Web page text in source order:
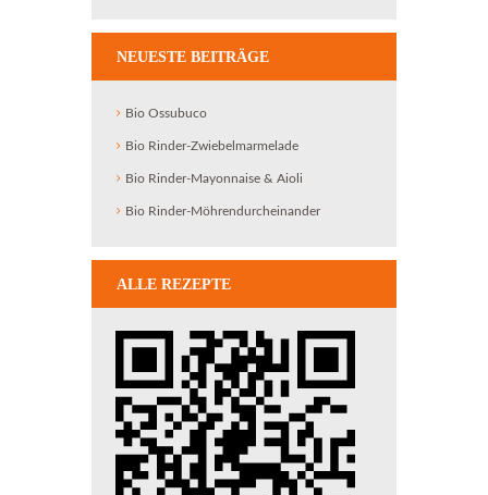
NEUESTE BEITRÄGE
Bio Ossubuco
Bio Rinder-Zwiebelmarmelade
Bio Rinder-Mayonnaise & Aioli
Bio Rinder-Möhrendurcheinander
ALLE REZEPTE